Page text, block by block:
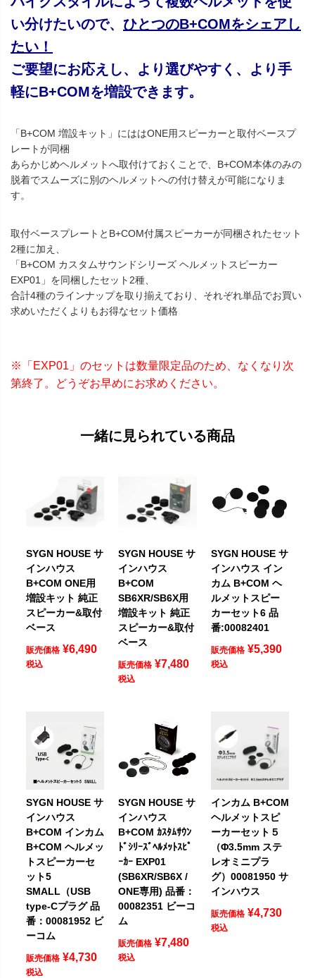
い分けたいので、 ひとつのB+COMをシェアし
たい！
ご要望にお応えし、より選びやすく、より手
軽にB+COMを増設できます。
「B+COM 増設キット」にははONE用スピーカーと取付ベースプ
レートが同梱
あらかじめヘルメットへ取付けておくことで、B+COM本体のみの
脱着でスムーズに別のヘルメットへの付け替えが可能になりま
す。
取付ベースプレートとB+COM付属スピーカーが同梱されたセット
2種に加え、
「B+COM カスタムサウンドシリーズ ヘルメットスピーカー
EXP01」を同梱したセット2種、
合計4種のラインナップを取り揃えており、それぞれ単品でお買い
求めいただくよりもお得なセット価格
※「EXP01」のセットは数量限定品のため、なくなり次
第終了。どうぞお早めにお求めください。
一緒に見られている商品
SYGN HOUSE サ
インハウス
B+COM ONE用
増設キット 純正
スピーカー&取付
ベース
販売価格 ¥6,490
税込
SYGN HOUSE サ
インハウス
B+COM
SB6XR/SB6X用
増設キット 純正
スピーカー&取付
ベース
販売価格 ¥7,480
税込
SYGN HOUSE サ
インハウス イン
カム B+COM ヘ
ルメットスピー
カーセット6 品
番:00082401
販売価格 ¥5,390
税込
SYGN HOUSE サ
インハウス
B+COM インカム
B+COM ヘルメッ
トスピーカーセ
ット5
SMALL（USB
type-Cプラグ 品
番：00081952 ビ
ーコム
販売価格 ¥4,730
税込
SYGN HOUSE サ
インハウス
B+COM ｶｽﾀﾑｻｳﾝ
ﾄﾞｼﾘｰｽﾞﾍﾙﾒｯﾄｽﾋﾟ
ｰｶｰ EXP01
(SB6XR/SB6X /
ONE専用) 品番：
00082351 ビーコ
ム
販売価格 ¥7,480
税込
インカム B+COM
ヘルメットスピ
ーカーセット５
（Φ3.5mm ステ
レオミニプラ
グ）00081950 サ
インハウス
販売価格 ¥4,730
税込